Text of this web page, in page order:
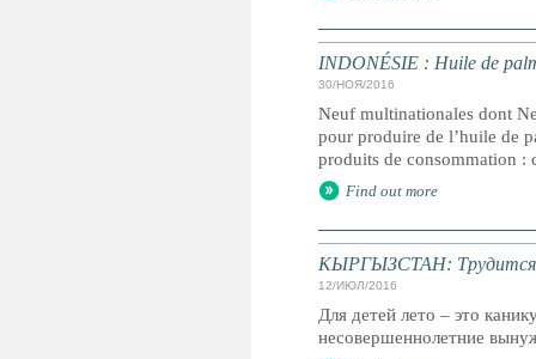
INDONÉSIE : Huile de
30/НОЯ/2016
Neuf multinationales dont
pour produire de l’huile de
produits de consommation :
Find out more
КЫРГЫЗСТАН: Трудится
12/ИЮЛ/2016
Для детей лето – это
несовершеннолетние